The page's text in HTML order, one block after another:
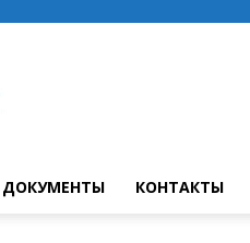
ДОКУМЕНТЫ КОНТАКТЫ